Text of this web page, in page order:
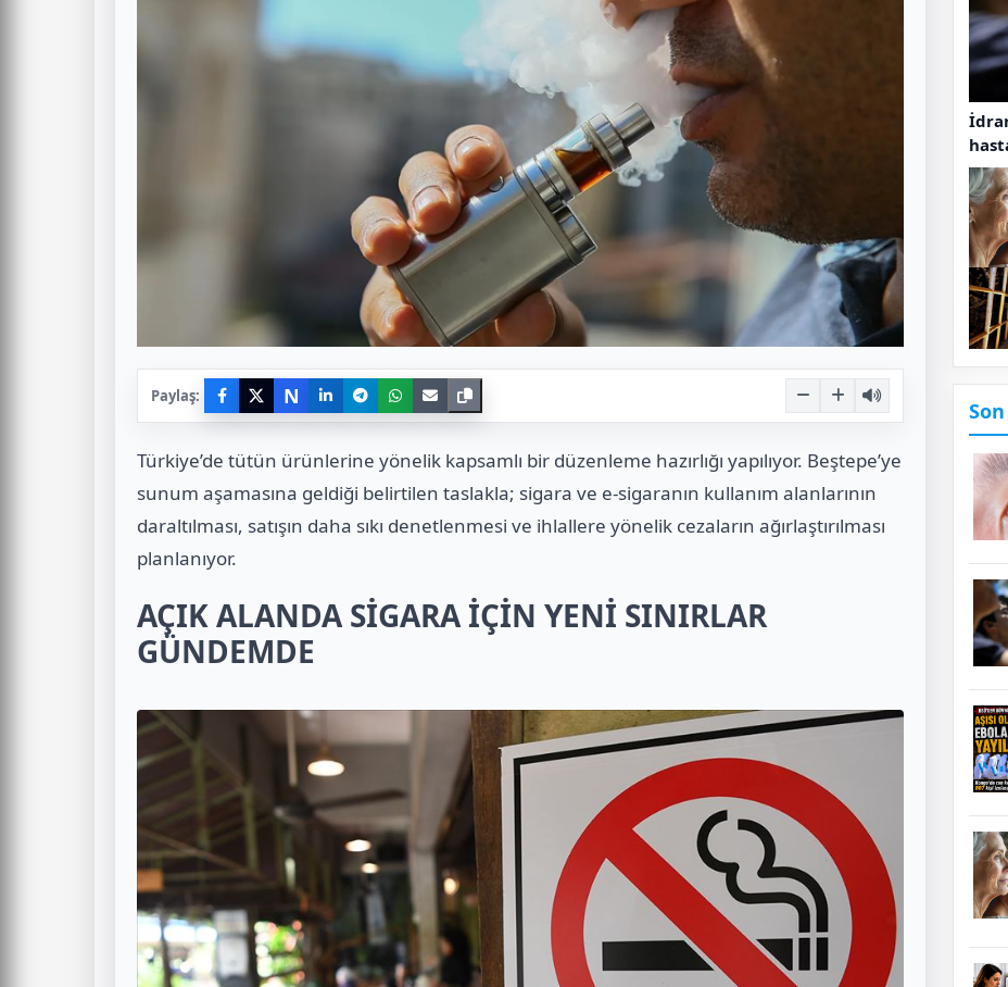
Paylaş: N
Türkiye’de tütün ürünlerine yönelik kapsamlı bir düzenleme hazırlığı yapılıyor. Beştepe’ye
sunum aşamasına geldiği belirtilen taslakla; sigara ve e-sigaranın kullanım alanlarının
daraltılması, satışın daha sıkı denetlenmesi ve ihlallere yönelik cezaların ağırlaştırılması
planlanıyor.
AÇIK ALANDA SİGARA İÇİN YENİ SINIRLAR
GÜNDEMDE